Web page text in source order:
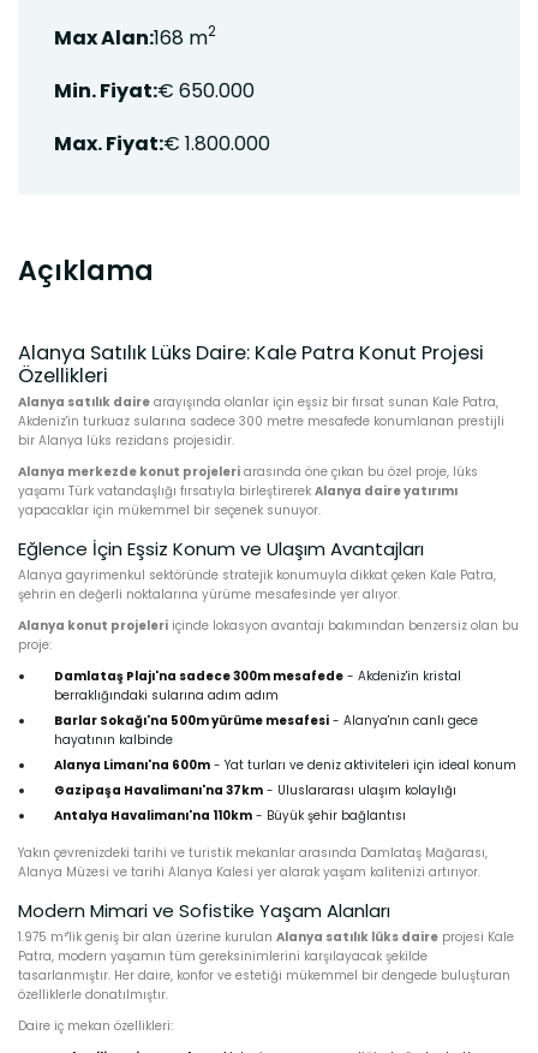
Max Alan:168 m2
Min. Fiyat:€ 650.000
Max. Fiyat:€ 1.800.000
Açıklama
Alanya Satılık Lüks Daire: Kale Patra Konut Projesi
Özellikleri
Alanya satılık daire arayışında olanlar için eşsiz bir fırsat sunan Kale Patra,
Akdeniz'in turkuaz sularına sadece 300 metre mesafede konumlanan prestijli
bir Alanya lüks rezidans projesidir.
Alanya merkezde konut projeleri arasında öne çıkan bu özel proje, lüks
yaşamı Türk vatandaşlığı fırsatıyla birleştirerek Alanya daire yatırımı
yapacaklar için mükemmel bir seçenek sunuyor.
Eğlence İçin Eşsiz Konum ve Ulaşım Avantajları
Alanya gayrimenkul sektöründe stratejik konumuyla dikkat çeken Kale Patra,
şehrin en değerli noktalarına yürüme mesafesinde yer alıyor.
Alanya konut projeleri içinde lokasyon avantajı bakımından benzersiz olan bu
proje:
Damlataş Plajı'na sadece 300m mesafede - Akdeniz'in kristal
berraklığındaki sularına adım adım
Barlar Sokağı'na 500m yürüme mesafesi - Alanya'nın canlı gece
hayatının kalbinde
Alanya Limanı'na 600m - Yat turları ve deniz aktiviteleri için ideal konum
Gazipaşa Havalimanı'na 37km - Uluslararası ulaşım kolaylığı
Antalya Havalimanı'na 110km - Büyük şehir bağlantısı
Yakın çevrenizdeki tarihi ve turistik mekanlar arasında Damlataş Mağarası,
Alanya Müzesi ve tarihi Alanya Kalesi yer alarak yaşam kalitenizi artırıyor.
Modern Mimari ve Sofistike Yaşam Alanları
1.975 m²'lik geniş bir alan üzerine kurulan Alanya satılık lüks daire projesi Kale
Patra, modern yaşamın tüm gereksinimlerini karşılayacak şekilde
tasarlanmıştır. Her daire, konfor ve estetiği mükemmel bir dengede buluşturan
özelliklerle donatılmıştır.
Daire iç mekan özellikleri: